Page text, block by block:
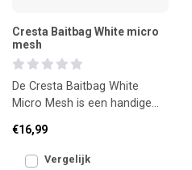
Cresta Baitbag White micro
mesh
De Cresta Baitbag White
Micro Mesh is een handige
netjes te bewaren.
€16,99
Vergelijk